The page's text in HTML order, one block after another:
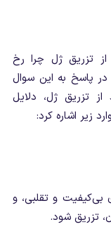
تزریق ژل چرا رخ
پاسخ به این سوال
تزریق ژل، دلایل
زیر اشاره کرد:
بی‌کیفیت و تقلبی، و
تزریق شود.